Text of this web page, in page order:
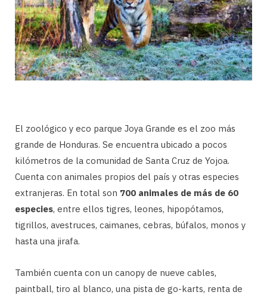
El zoológico y eco parque Joya Grande es el zoo más
grande de Honduras. Se encuentra ubicado a pocos
kilómetros de la comunidad de Santa Cruz de Yojoa.
Cuenta con animales propios del país y otras especies
extranjeras. En total son 700 animales de más de 60
especies, entre ellos tigres, leones, hipopótamos,
tigrillos, avestruces, caimanes, cebras, búfalos, monos y
hasta una jirafa.
También cuenta con un canopy de nueve cables,
paintball, tiro al blanco, una pista de go-karts, renta de